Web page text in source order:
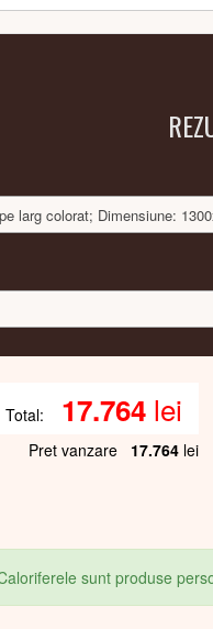
larg colorat; Dimensiune:
Total: 17.764lei
Pret vanzare 17.764lei
sunt produse